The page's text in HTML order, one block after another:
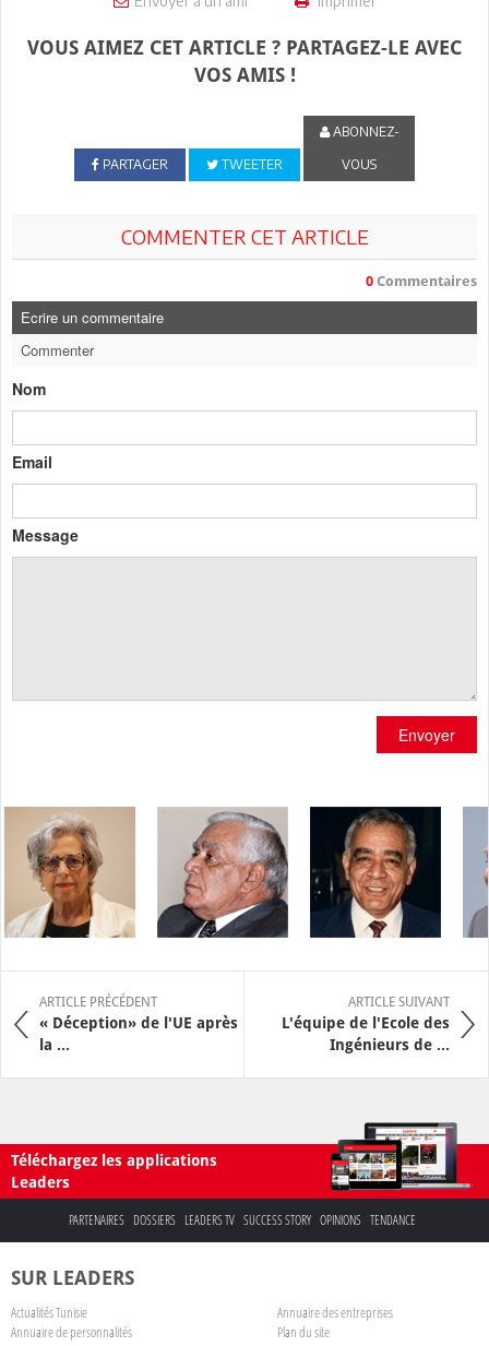
VOUS AIMEZ CET ARTICLE ? PARTAGEZ-LE AVEC
VOS AMIS !
PARTAGER TWEETER
ABONNEZ-
VOUS
COMMENTER CET ARTICLE
0 Commentaires
Ecrire un commentaire
Commenter
Nom
Email
Message
Envoyer
ARTICLE PRÉCÉDENT
« Déception» de l'UE après
la ...
ARTICLE SUIVANT
L'équipe de l'Ecole des
Ingénieurs de ...
Téléchargez les applications
Leaders
PARTENAIRES DOSSIERS LEADERS TV SUCCESS STORY OPINIONS TENDANCE
SUR LEADERS
Actualités Tunisie
Annuaire des entreprises
Annuaire de personnalités
Plan du site